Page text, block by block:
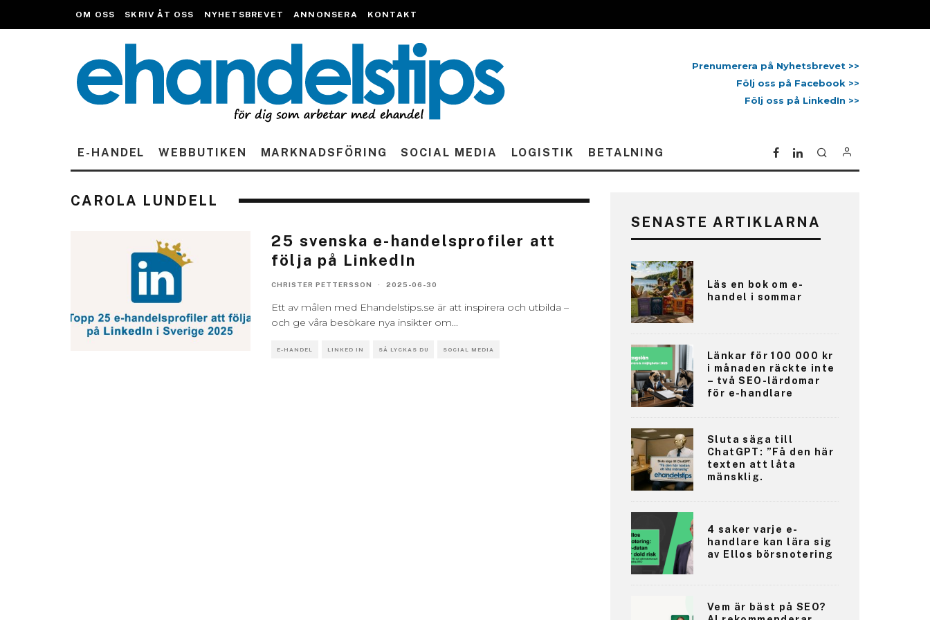
OM OSS SKRIV ÅT OSS NYHETSBREVET ANNONSERA KONTAKT
Prenumerera på Nyhetsbrevet >>
Följ oss på Facebook >>
Följ oss på LinkedIn >>
E-HANDEL WEBBUTIKEN MARKNADSFÖRING SOCIAL MEDIA LOGISTIK BETALNING
CAROLA LUNDELL
25 svenska e-handelsprofiler att
följa på LinkedIn
CHRISTER PETTERSSON · 2025-06-30
Ett av målen med Ehandelstips.se är att inspirera och utbilda –
och ge våra besökare nya insikter om...
E-HANDEL LINKED IN SÅ LYCKAS DU SOCIAL MEDIA
SENASTE ARTIKLARNA
Läs en bok om e-
handel i sommar
Länkar för 100 000 kr
i månaden räckte inte
– två SEO-lärdomar
för e-handlare
Sluta säga till
ChatGPT: ”Få den här
texten att låta
mänsklig.
4 saker varje e-
handlare kan lära sig
av Ellos börsnotering
Vem är bäst på SEO?